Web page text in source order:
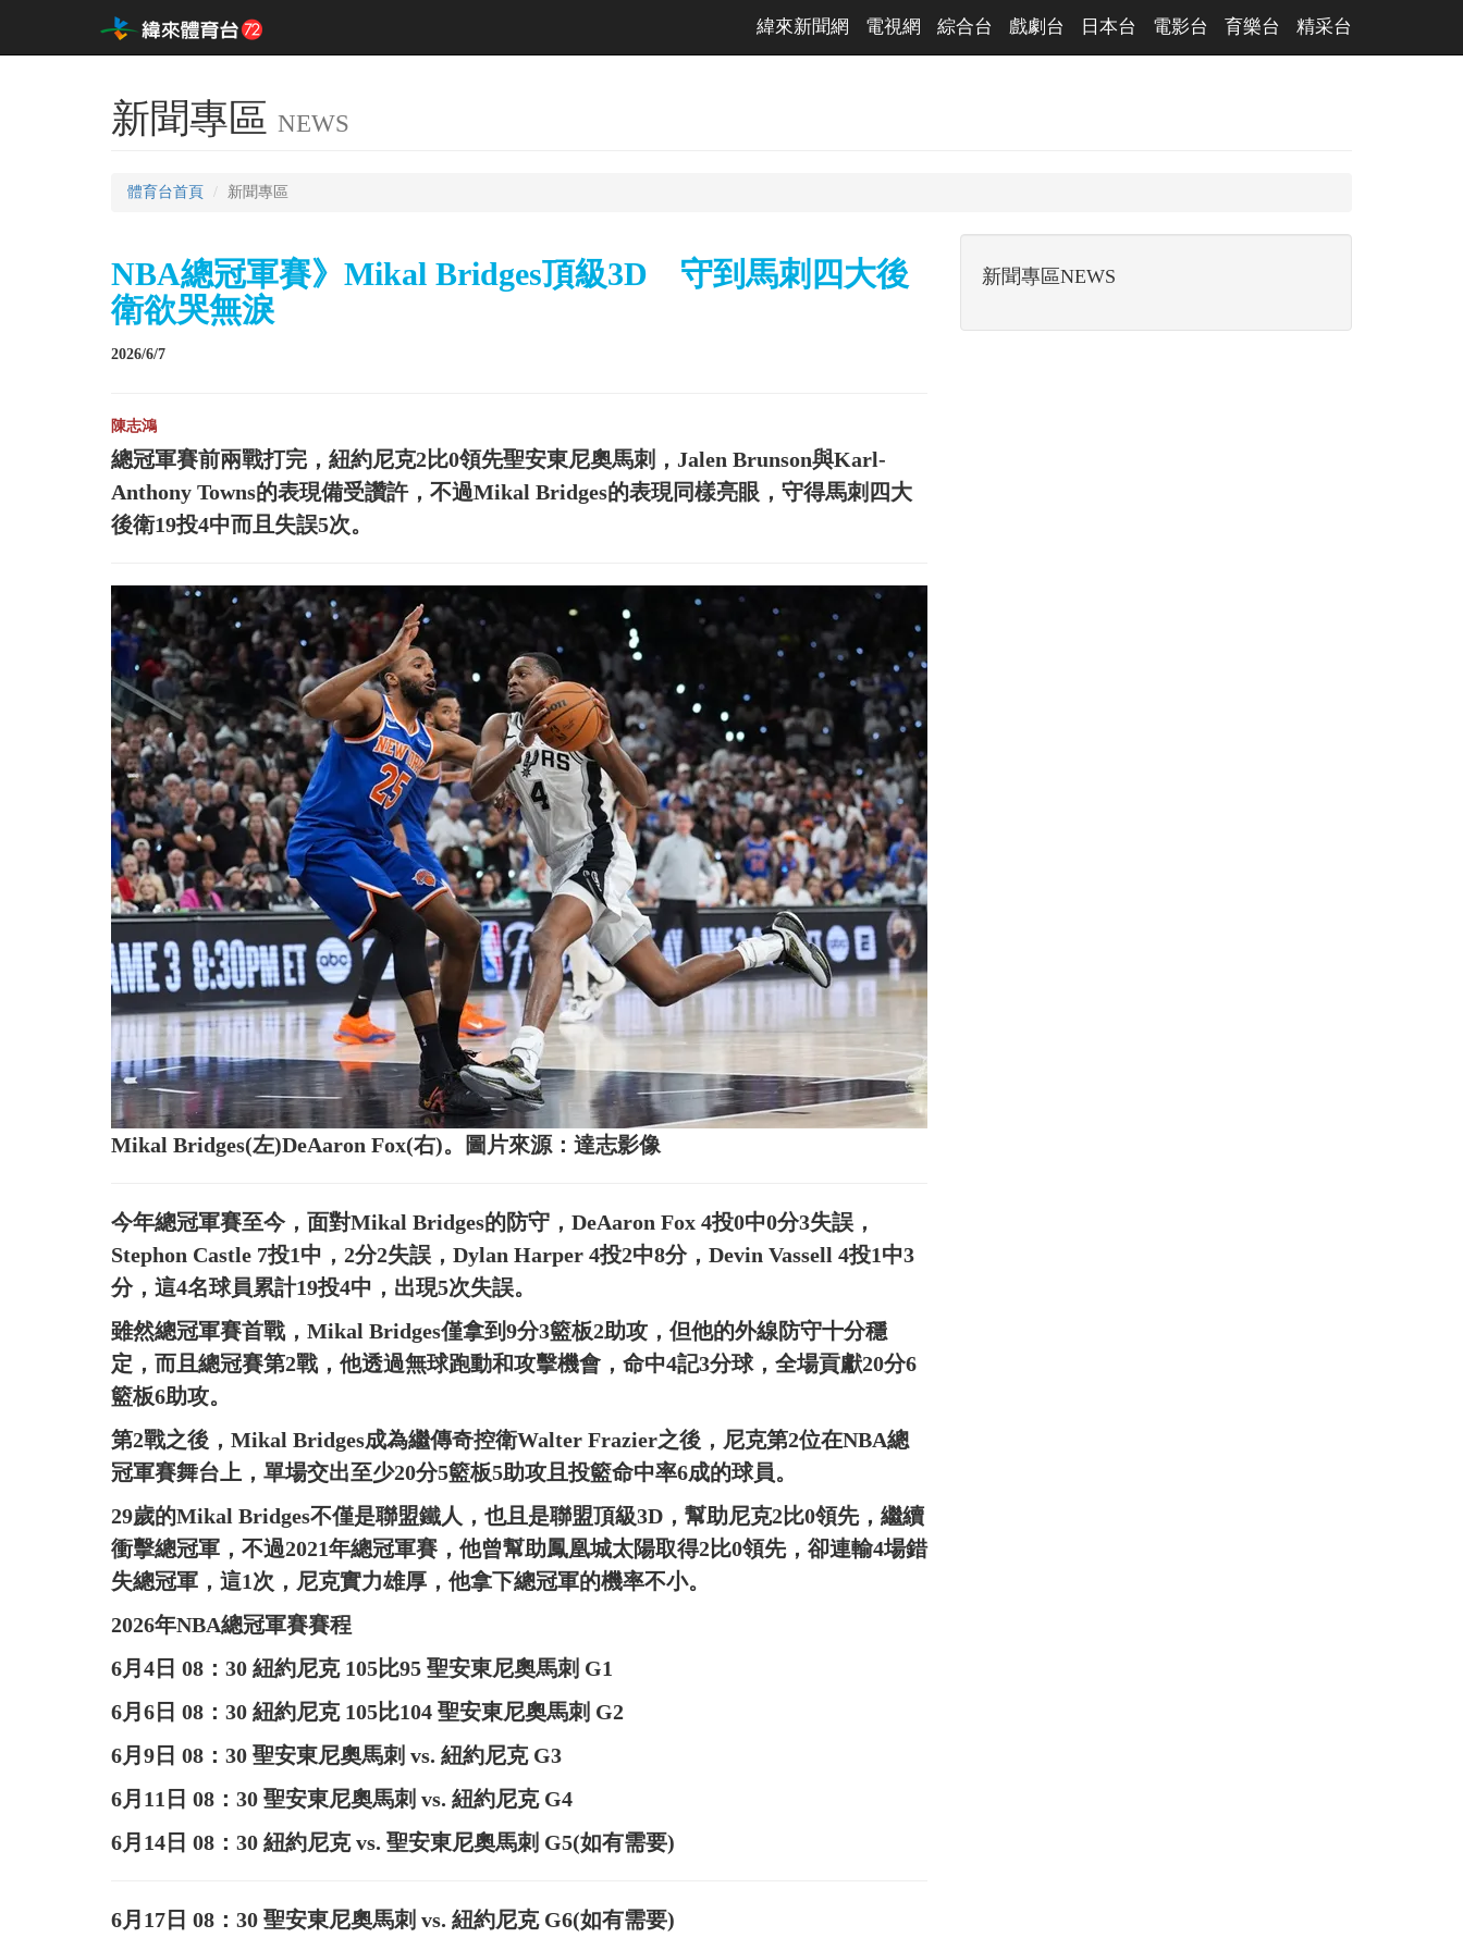
緯來新聞網 電視網 綜合台 戲劇台 日本台 電影台 育樂台 精采台
新聞專區 NEWS
體育台首頁 新聞專區
NBA總冠軍賽》Mikal Bridges頂級3D 守到馬刺四大後
衛欲哭無淚
2026/6/7
陳志鴻
總冠軍賽前兩戰打完，紐約尼克2比0領先聖安東尼奧馬刺，Jalen Brunson與Karl-
Anthony Towns的表現備受讚許，不過Mikal Bridges的表現同樣亮眼，守得馬刺四大
後衛19投4中而且失誤5次。
Mikal Bridges(左)DeAaron Fox(右)。圖片來源：達志影像
今年總冠軍賽至今，面對Mikal Bridges的防守，DeAaron Fox 4投0中0分3失誤，
Stephon Castle 7投1中，2分2失誤，Dylan Harper 4投2中8分，Devin Vassell 4投1中3
分，這4名球員累計19投4中，出現5次失誤。
雖然總冠軍賽首戰，Mikal Bridges僅拿到9分3籃板2助攻，但他的外線防守十分穩
定，而且總冠賽第2戰，他透過無球跑動和攻擊機會，命中4記3分球，全場貢獻20分6
籃板6助攻。
第2戰之後，Mikal Bridges成為繼傳奇控衛Walter Frazier之後，尼克第2位在NBA總
冠軍賽舞台上，單場交出至少20分5籃板5助攻且投籃命中率6成的球員。
29歲的Mikal Bridges不僅是聯盟鐵人，也且是聯盟頂級3D，幫助尼克2比0領先，繼續
衝擊總冠軍，不過2021年總冠軍賽，他曾幫助鳳凰城太陽取得2比0領先，卻連輸4場錯
失總冠軍，這1次，尼克實力雄厚，他拿下總冠軍的機率不小。
2026年NBA總冠軍賽賽程
6月4日 08：30 紐約尼克 105比95 聖安東尼奧馬刺 G1
6月6日 08：30 紐約尼克 105比104 聖安東尼奧馬刺 G2
6月9日 08：30 聖安東尼奧馬刺 vs. 紐約尼克 G3
6月11日 08：30 聖安東尼奧馬刺 vs. 紐約尼克 G4
6月14日 08：30 紐約尼克 vs. 聖安東尼奧馬刺 G5(如有需要)
6月17日 08：30 聖安東尼奧馬刺 vs. 紐約尼克 G6(如有需要)
新聞專區NEWS